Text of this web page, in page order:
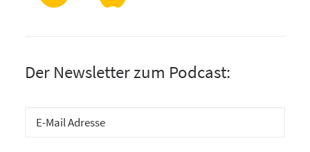
Der Newsletter zum Podcast: